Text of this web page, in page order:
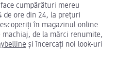
cumpărături mereu
de ore din 24, la prețuri
în magazinul online
machiaj, de la mărci renumite,
și încercați noi look-uri